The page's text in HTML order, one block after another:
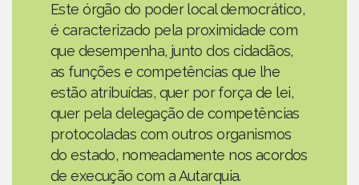
Este órgão do poder local democrático,
é caracterizado pela proximidade com
que desempenha, junto dos cidadãos,
as funções e competências que lhe
estão atribuídas, quer por força de lei,
quer pela delegação de competências
protocoladas com outros organismos
do estado, nomeadamente nos acordos
de execução com a Autarquia.